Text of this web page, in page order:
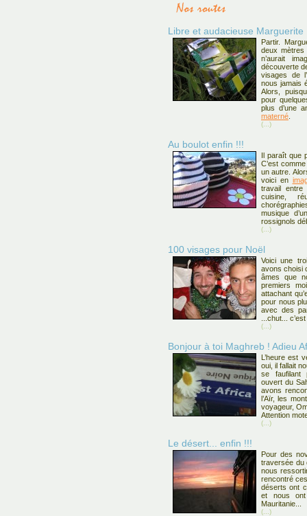
Libre et audacieuse Marguerite
Partir.
deux
n’aurait
découverte
visages de
nous jamais
Alors,
pour
plus d’une
materné
(...)
Au boulot enfin !!!
Il paraît que
C’est
un autre.
voici en
travail entre
cuisine,
musique
rossignols
(...)
100 visages pour Noël
Voici une
avons choisi
âmes que
premiers
attachant
pour nous
avec des
...chut...
(...)
Bonjour à toi Maghreb ! Adieu
L’heure est
oui, il fallait
se faufilant
ouvert du
avons
l’Aïr, les
voyageur,
Attention
(...)
Le désert... enfin !!!
Pour des
traversée du
nous
rencontré
déserts ont
et nous ont
Mauritanie...
(...)